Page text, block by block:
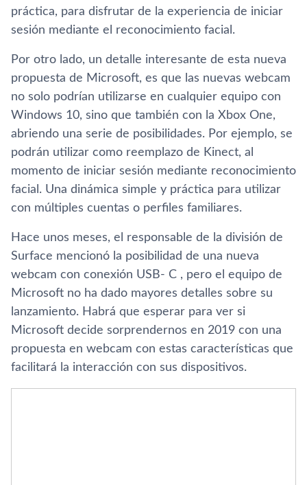
práctica, para disfrutar de la experiencia de iniciar
sesión mediante el reconocimiento facial.
Por otro lado, un detalle interesante de esta nueva
propuesta de Microsoft, es que las nuevas webcam
no solo podrí­an utilizarse en cualquier equipo con
Windows 10, sino que también con la Xbox One,
abriendo una serie de posibilidades. Por ejemplo, se
podrán utilizar como reemplazo de Kinect, al
momento de iniciar sesión mediante reconocimiento
facial. Una dinámica simple y práctica para utilizar
con múltiples cuentas o perfiles familiares.
Hace unos meses, el responsable de la división de
Surface mencionó la posibilidad de una nueva
webcam con conexión USB- C , pero el equipo de
Microsoft no ha dado mayores detalles sobre su
lanzamiento. Habrá que esperar para ver si
Microsoft decide sorprendernos en 2019 con una
propuesta en webcam con estas caracterí­sticas que
facilitará la interacción con sus dispositivos.